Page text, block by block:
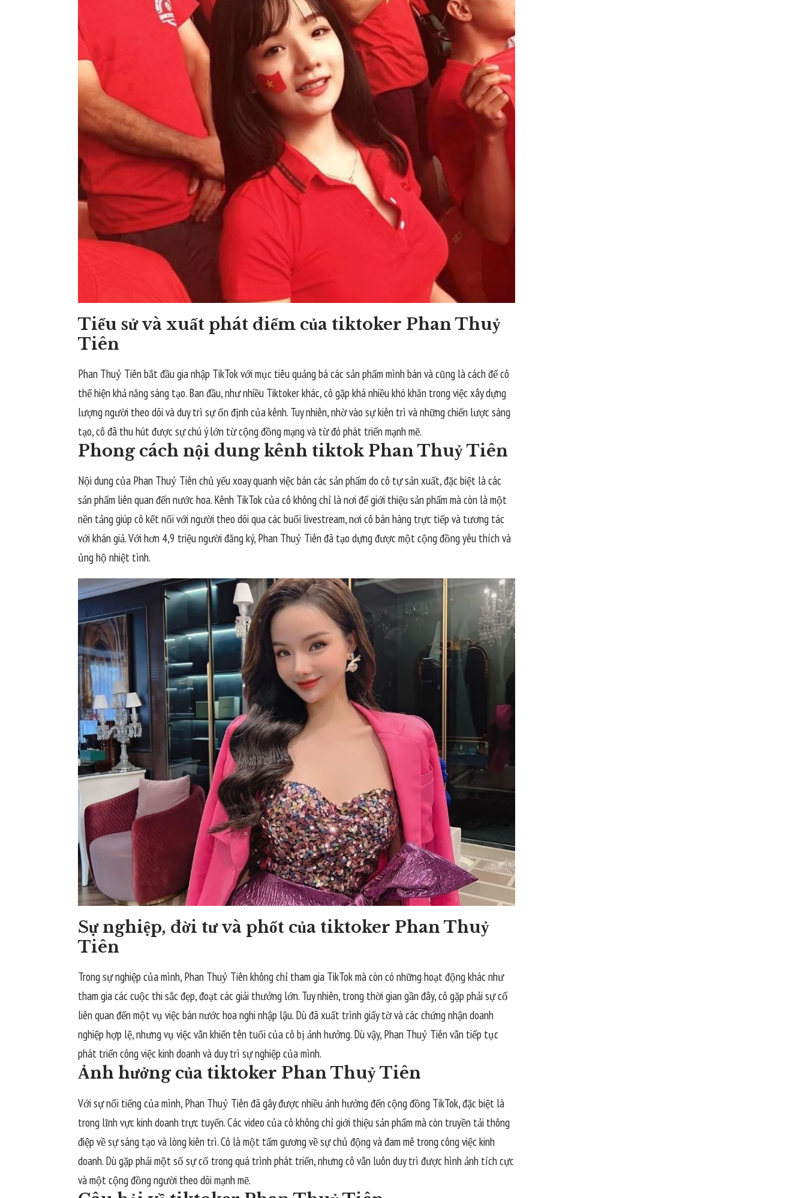
Tiểu sử và xuất phát điểm của tiktoker Phan Thuỷ
Tiên
Phan Thuỷ Tiên bắt đầu gia nhập TikTok với mục tiêu quảng bá các sản phẩm mình bán và cũng là cách để cô
thể hiện khả năng sáng tạo. Ban đầu, như nhiều Tiktoker khác, cô gặp khá nhiều khó khăn trong việc xây dựng
lượng người theo dõi và duy trì sự ổn định của kênh. Tuy nhiên, nhờ vào sự kiên trì và những chiến lược sáng
tạo, cô đã thu hút được sự chú ý lớn từ cộng đồng mạng và từ đó phát triển mạnh mẽ.
Phong cách nội dung kênh tiktok Phan Thuỷ Tiên
Nội dung của Phan Thuỷ Tiên chủ yếu xoay quanh việc bán các sản phẩm do cô tự sản xuất, đặc biệt là các
sản phẩm liên quan đến nước hoa. Kênh TikTok của cô không chỉ là nơi để giới thiệu sản phẩm mà còn là một
nền tảng giúp cô kết nối với người theo dõi qua các buổi livestream, nơi cô bán hàng trực tiếp và tương tác
với khán giả. Với hơn 4,9 triệu người đăng ký, Phan Thuỷ Tiên đã tạo dựng được một cộng đồng yêu thích và
ủng hộ nhiệt tình.
Sự nghiệp, đời tư và phốt của tiktoker Phan Thuỷ
Tiên
Trong sự nghiệp của mình, Phan Thuỷ Tiên không chỉ tham gia TikTok mà còn có những hoạt động khác như
tham gia các cuộc thi sắc đẹp, đoạt các giải thưởng lớn. Tuy nhiên, trong thời gian gần đây, cô gặp phải sự cố
liên quan đến một vụ việc bán nước hoa nghi nhập lậu. Dù đã xuất trình giấy tờ và các chứng nhận doanh
nghiệp hợp lệ, nhưng vụ việc vẫn khiến tên tuổi của cô bị ảnh hưởng. Dù vậy, Phan Thuỷ Tiên vẫn tiếp tục
phát triển công việc kinh doanh và duy trì sự nghiệp của mình.
Ảnh hưởng của tiktoker Phan Thuỷ Tiên
Với sự nổi tiếng của mình, Phan Thuỷ Tiên đã gây được nhiều ảnh hưởng đến cộng đồng TikTok, đặc biệt là
trong lĩnh vực kinh doanh trực tuyến. Các video của cô không chỉ giới thiệu sản phẩm mà còn truyền tải thông
điệp về sự sáng tạo và lòng kiên trì. Cô là một tấm gương về sự chủ động và đam mê trong công việc kinh
doanh. Dù gặp phải một số sự cố trong quá trình phát triển, nhưng cô vẫn luôn duy trì được hình ảnh tích cực
và một cộng đồng người theo dõi mạnh mẽ.